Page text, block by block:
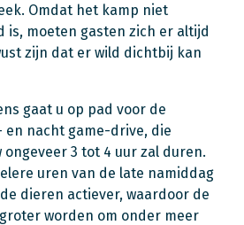
Omdat het kamp niet
is, moeten gasten zich er altijd
zijn dat er wild dichtbij kan
gaat u op pad voor de
en nacht game-drive, die
ongeveer 3 tot 4 uur zal duren.
uren van de late namiddag
dieren actiever, waardoor de
worden om onder meer